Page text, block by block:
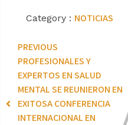
Category : NOTICIAS
PREVIOUS
PROFESIONALES Y
EXPERTOS EN SALUD
MENTAL SE REUNIERON EN
EXITOSA CONFERENCIA
INTERNACIONAL EN